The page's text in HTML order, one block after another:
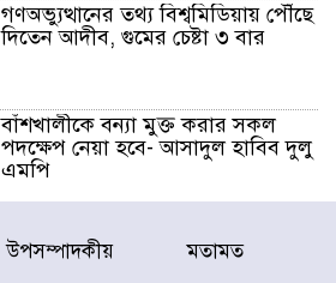
গণঅভ্যুত্থানের তথ্য বিশ্বমিডিয়ায় পৌঁছে
দিতেন আদীব, গুমের চেষ্টা ৩ বার
বাঁশখালীকে বন্যা মুক্ত করার সকল
পদক্ষেপ নেয়া হবে- আসাদুল হাবিব দুলু
এমপি
বিদ্যুৎ-জ্বালানি খাতে অস্থিরতা তৈরির
চেষ্টা করছে একটি চক্র : প্রধানমন্ত্রী
উপসম্পাদকীয় মতামত